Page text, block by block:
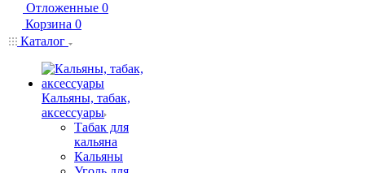
Отложенные 0
Корзина 0
Каталог
Кальяны, табак,
аксессуары
Табак для
кальяна
Кальяны